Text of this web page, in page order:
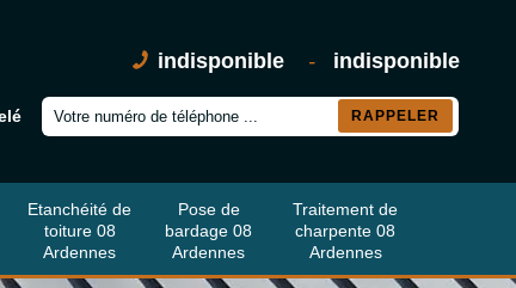
indisponible - indisponible
Etanchéité de
toiture 08
Ardennes
Pose de
bardage 08
Ardennes
Traitement de
charpente 08
Ardennes